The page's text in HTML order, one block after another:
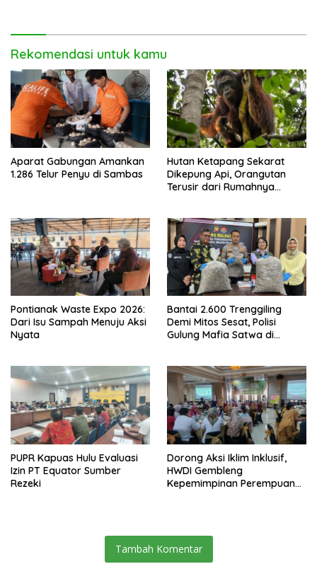
Rekomendasi untuk kamu
Aparat Gabungan Amankan
1.286 Telur Penyu di Sambas
Hutan Ketapang Sekarat
Dikepung Api, Orangutan
Terusir dari Rumahnya
Pontianak Waste Expo 2026:
Dari Isu Sampah Menuju Aksi
Nyata
Bantai 2.600 Trenggiling
Demi Mitos Sesat, Polisi
Gulung Mafia Satwa di
PUPR Kapuas Hulu Evaluasi
Izin PT Equator Sumber
Rezeki
Dorong Aksi Iklim Inklusif,
HWDI Gembleng
Kepemimpinan Perempuan
Tambah Komentar